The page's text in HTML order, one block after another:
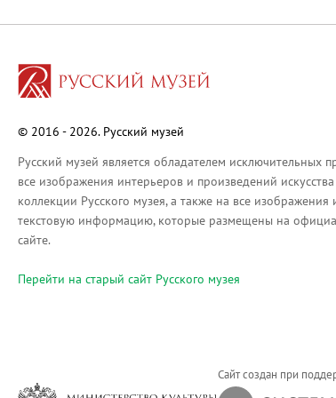
Русское искусство второй
Будущие выставки
Садко
Михаил Нестеров
Архив выставок
Степан Эрьзя – скульптор
© 2016 - 2026. Русский музей
Русский музей является обладателем исключительных
все изображения интерьеров и произведений
коллекции Русского музея, а также на все изображения
текстовую информацию, которые размещены на
сайте.
Перейти на cтарый сайт Русского музея
Сайт создан при